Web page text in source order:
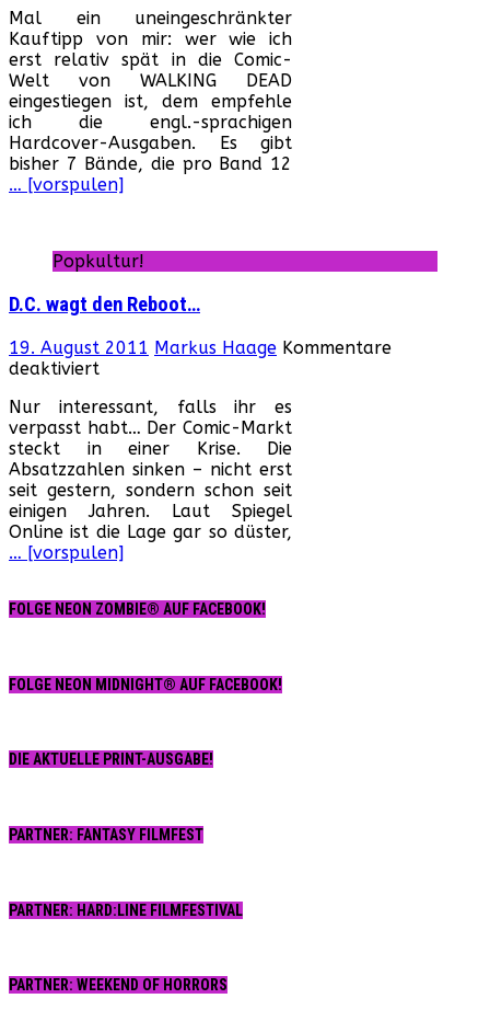
Mal ein uneingeschränkter
Kauftipp von mir: wer wie ich
erst relativ spät in die Comic-
Welt von WALKING DEAD
eingestiegen ist, dem empfehle
ich die engl.-sprachigen
Hardcover-Ausgaben. Es gibt
bisher 7 Bände, die pro Band 12
… [vorspulen]
Popkultur!
D.C. wagt den Reboot…
19. August 2011 Markus Haage Kommentare
deaktiviert
wagt
den
Reboot…
Nur interessant, falls ihr es
verpasst habt… Der Comic-Markt
steckt in einer Krise. Die
Absatzzahlen sinken – nicht erst
seit gestern, sondern schon seit
einigen Jahren. Laut Spiegel
Online ist die Lage gar so düster,
… [vorspulen]
FOLGE NEON ZOMBIE® AUF FACEBOOK!
FOLGE NEON MIDNIGHT® AUF FACEBOOK!
DIE AKTUELLE PRINT-AUSGABE!
PARTNER: FANTASY FILMFEST
PARTNER: HARD:LINE FILMFESTIVAL
PARTNER: WEEKEND OF HORRORS